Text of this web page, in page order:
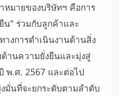
หมายของบริษัทฯ คือการ
น" ร่วมกับลูกค้าและ
งการดำเนินงานด้านสิ่ง
านความยั่งยืนและมุ่งสู่
พ.ศ. 2567 และต่อไป
มั่นที่จะยกระดับตามลำดับ